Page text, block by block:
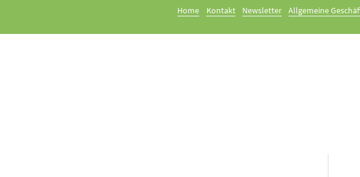
Home Kontakt Newsletter Allgemeine